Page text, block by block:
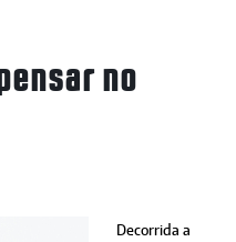
no
Decorrida a